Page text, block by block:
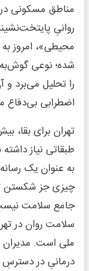
مناطق مسکونی
روانیِ
محیطی»، امروز
شده؛ نوعی
را تحلیل می‌برد و
اضطرابی بی‌دفاع
تهران برای بقا،
طبقاتی نیاز
به عنوان یک
چیزی جز شکستن
جامع سلامت
سلامت روان در
ملی است. مدیران
درمانیِ در